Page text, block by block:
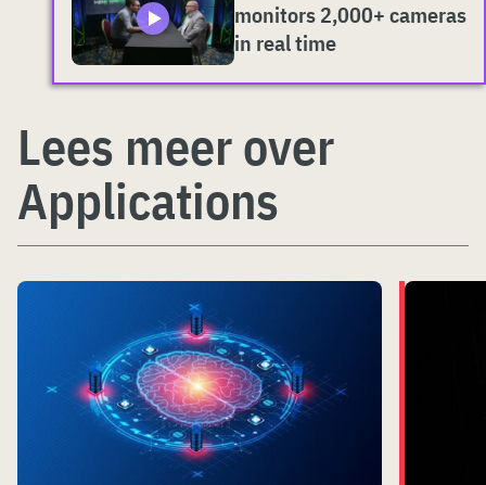
monitors 2,000+ cameras
in real time
Lees meer over
Applications